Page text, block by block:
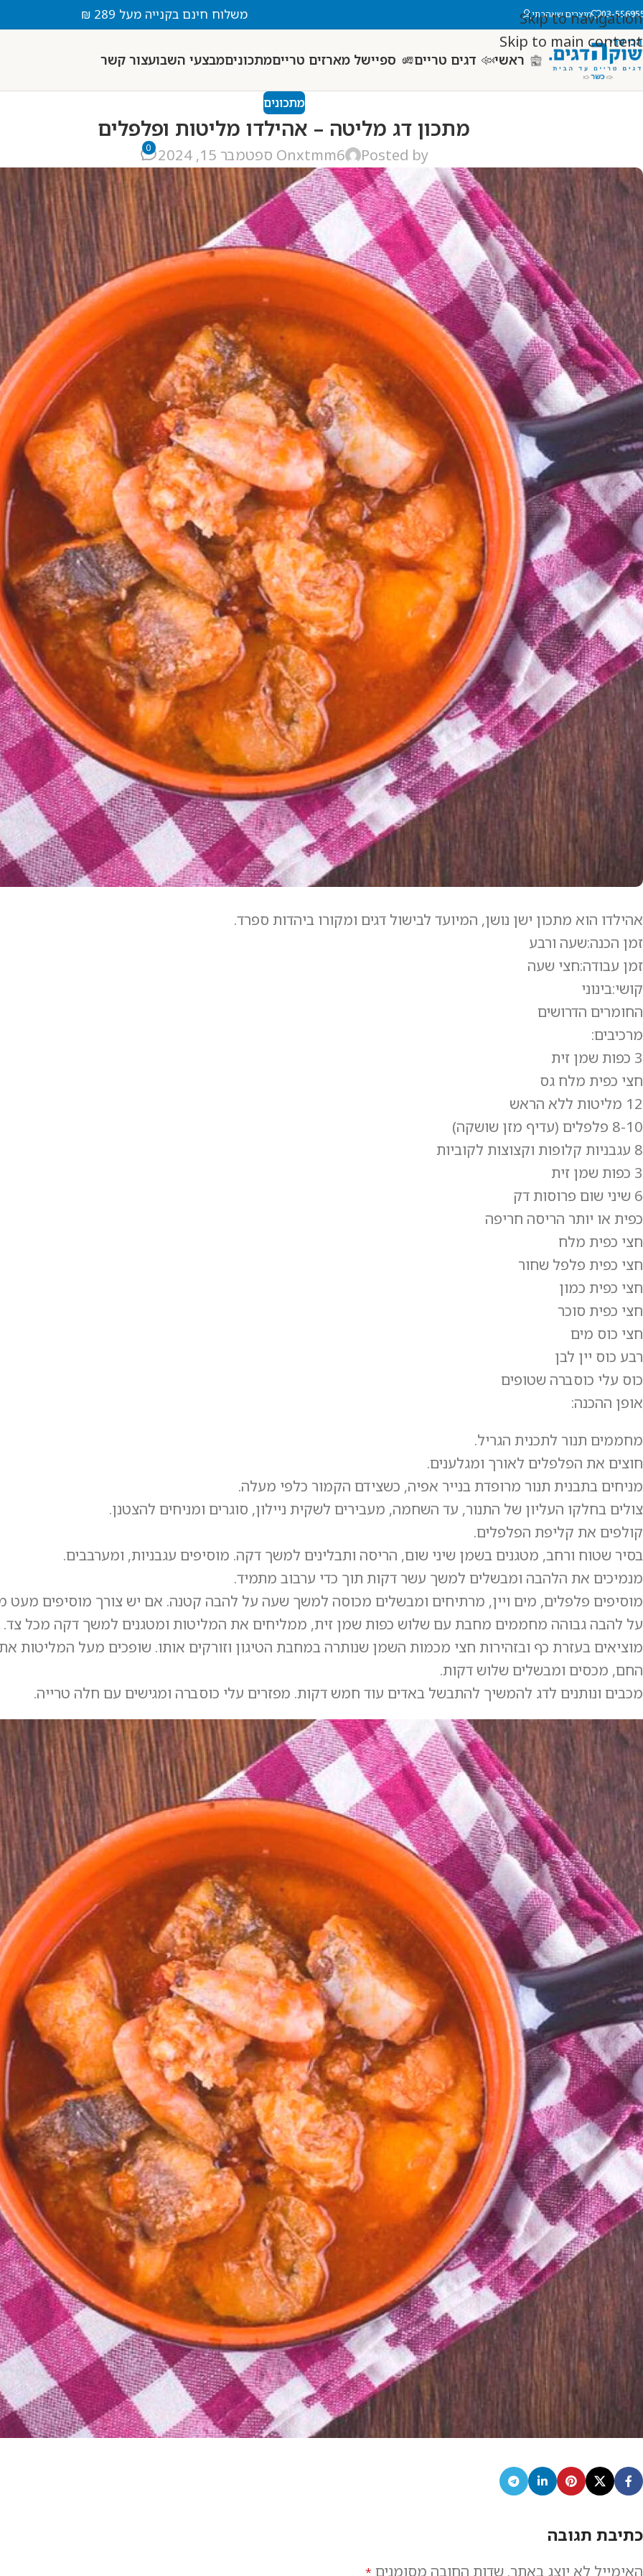
Skip to navigation
Skip to main content
03- מוצרים שאהבתי משלוח חינם בקנייה מעל 289 ₪
ראשי דגים טריים ספיישל מארזים טרייםמתכוניםמבצעי השבועצור קשר
מתכונים
מתכון דג מליטה – אהילדו מליטות ופלפלים
Posted by
xtmm6On ספטמבר 15, 2024 0
אהילדו הוא מתכון ישן נושן, המיועד לבישול דגים ומקורו ביהדות ספרד.
זמן הכנה:שעה ורבע
זמן עבודה:חצי שעה
קושי:בינוני
החומרים הדרושים
מרכיבים:
3 כפות שמן זית
חצי כפית מלח גס
12 מליטות ללא הראש
8-10 פלפלים (עדיף מזן שושקה)
8 עגבניות קלופות וקצוצות לקוביות
3 כפות שמן זית
6 שיני שום פרוסות דק
כפית או יותר הריסה חריפה
חצי כפית מלח
חצי כפית פלפל שחור
חצי כפית כמון
חצי כפית סוכר
חצי כוס מים
רבע כוס יין לבן
כוס עלי כוסברה שטופים
אופן ההכנה:
מחממים תנור לתכנית הגריל.
חוצים את הפלפלים לאורך ומגלענים.
מניחים בתבנית תנור מרופדת בנייר אפיה, כשצידם הקמור כלפי מעלה.
צולים בחלקו העליון של התנור, עד השחמה, מעבירים לשקית ניילון, סוגרים ומניחים להצטנן.
קולפים את קליפת הפלפלים.
בסיר שטוח ורחב, מטגנים בשמן שיני שום, הריסה ותבלינים למשך דקה. מוסיפים עגבניות, ומערבבים.
מנמיכים את הלהבה ומבשלים למשך עשר דקות תוך כדי ערבוב מתמיד.
מוסיפים פלפלים, מים ויין, מרתיחים ומבשלים מכוסה למשך שעה על להבה קטנה. אם יש צורך מוסיפים מעט
על להבה גבוהה מחממים מחבת עם שלוש כפות שמן זית, ממליחים את המליטות ומטגנים למשך דקה מכל צד.
מוציאים בעזרת כף ובזהירות חצי מכמות השמן שנותרה במחבת הטיגון וזורקים אותו. שופכים מעל המליטות
החם, מכסים ומבשלים שלוש דקות.
מכבים ונותנים לדג להמשיך להתבשל באדים עוד חמש דקות. מפזרים עלי כוסברה ומגישים עם חלה טרייה.
כתיבת תגובה
האימייל לא יוצג באתר. שדות החובה מסומנים *